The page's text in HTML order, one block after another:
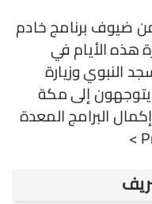
ضيوف برنامج خادم
هذه الأيام في
النبوي وزيارة
يتوجهون إلى مكة
البرامج المعدة